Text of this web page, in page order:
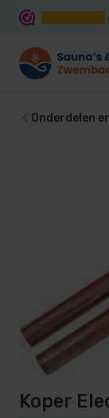
Onderdelen
Koper